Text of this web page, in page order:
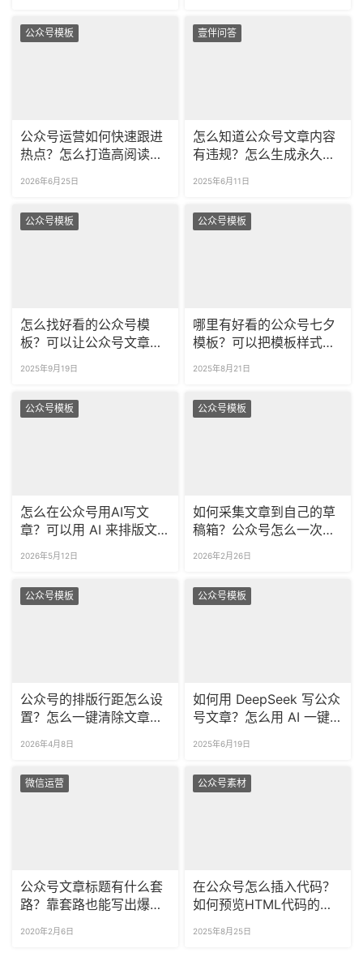
公众号模板
公众号运营如何快速跟进
热点？怎么打造高阅读爆
2026年6月25日
壹伴问答
怎么知道公众号文章内容
有违规？怎么生成永久预
2025年6月11日
公众号模板
怎么找好看的公众号模
板？可以让公众号文章自
2025年9月19日
公众号模板
哪里有好看的公众号七夕
模板？可以把模板样式拆
2025年8月21日
公众号模板
怎么在公众号用AI写文
章？可以用 AI 来排版文
2026年5月12日
公众号模板
如何采集文章到自己的草
稿箱？公众号怎么一次采
2026年2月26日
公众号模板
公众号的排版行距怎么设
置？怎么一键清除文章空
2026年4月8日
公众号模板
如何用 DeepSeek 写公众
号文章？怎么用 AI 一键
2025年6月19日
微信运营
公众号文章标题有什么套
路？靠套路也能写出爆款
2020年2月6日
公众号素材
在公众号怎么插入代码？
如何预览HTML代码的实
2025年8月25日